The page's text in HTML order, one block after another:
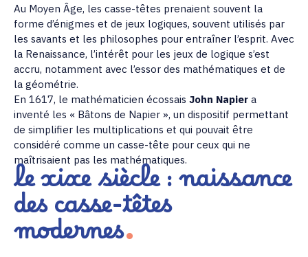
Au Moyen Âge, les casse-têtes prenaient souvent la
forme d’énigmes et de jeux logiques, souvent utilisés par
les savants et les philosophes pour entraîner l’esprit. Avec
la Renaissance, l’intérêt pour les jeux de logique s’est
accru, notamment avec l’essor des mathématiques et de
la géométrie.
En 1617, le mathématicien écossais John Napier a
inventé les « Bâtons de Napier », un dispositif permettant
de simplifier les multiplications et qui pouvait être
considéré comme un casse-tête pour ceux qui ne
maîtrisaient pas les mathématiques.
le xixe siècle : naissance
des casse-têtes
modernes